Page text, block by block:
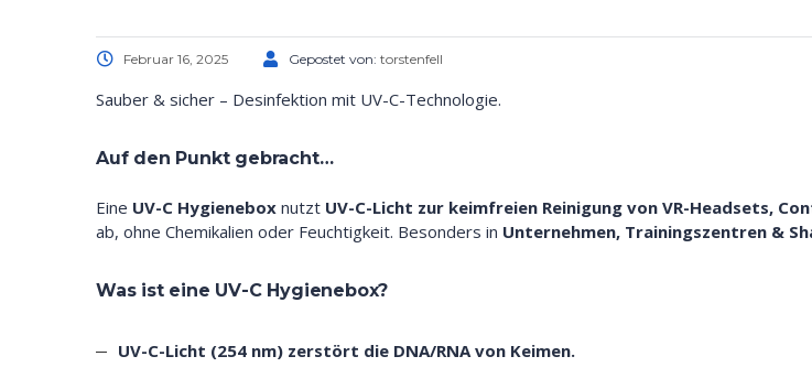
Februar 16, 2025 Gepostet von: torstenfell
Sauber & sicher – Desinfektion mit UV-C-Technologie.
Auf den Punkt gebracht…
Eine UV-C Hygienebox nutzt UV-C-Licht zur keimfreien Reinigung von VR-Headsets,
ab, ohne Chemikalien oder Feuchtigkeit. Besonders in Unternehmen, Trainingszentren &
Was ist eine UV-C Hygienebox?
UV-C-Licht (254 nm) zerstört die DNA/RNA von Keimen.